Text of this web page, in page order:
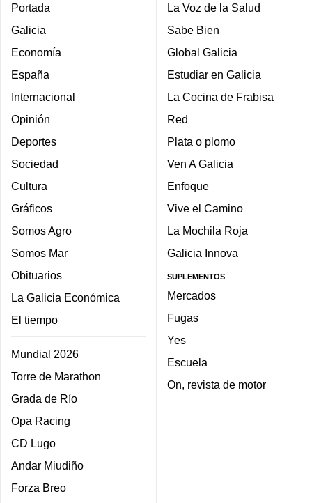
Portada
Galicia
Economía
España
Internacional
Opinión
Deportes
Sociedad
Cultura
Gráficos
Somos Agro
Somos Mar
Obituarios
La Galicia Económica
El tiempo
Mundial 2026
Torre de Marathon
Grada de Río
Opa Racing
CD Lugo
Andar Miudiño
Forza Breo
La Voz de la Salud
Sabe Bien
Global Galicia
Estudiar en Galicia
La Cocina de Frabisa
Red
Plata o plomo
Ven A Galicia
Enfoque
Vive el Camino
La Mochila Roja
Galicia Innova
SUPLEMENTOS
Mercados
Fugas
Yes
Escuela
On, revista de motor